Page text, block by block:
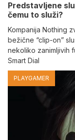
Predstavljene
čemu to služi?
Kompanija Nothing
bežične “clip-on”
nekoliko zanimljivih
Smart Dial
PLAYGAMER